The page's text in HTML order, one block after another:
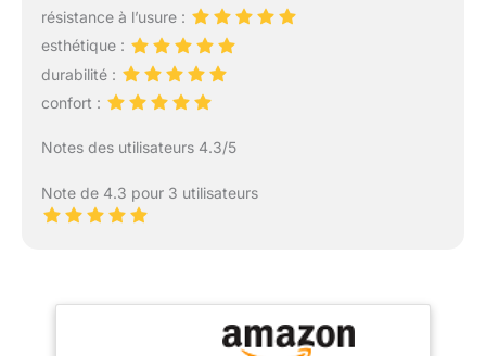
résistance à l’usure :
esthétique :
durabilité :
confort :
Notes des utilisateurs 4.3/5
Note de 4.3 pour 3 utilisateurs